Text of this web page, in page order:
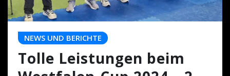
NEWS UND BERICHTE
Tolle Leistungen beim